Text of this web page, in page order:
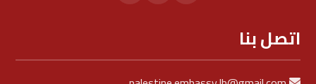
اتصل بنا